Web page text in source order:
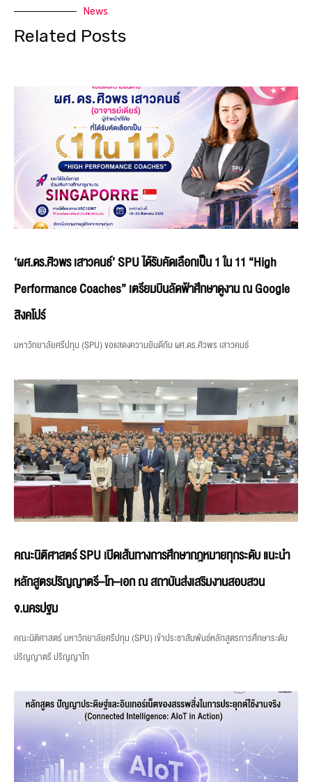
News
Related Posts
‘ผศ.ดร.ศิวพร เสาวคนธ์’ SPU ได้รับคัดเลือกเป็น 1 ใน 11 “High
Performance Coaches” เตรียมบินลัดฟ้าศึกษาดูงาน ณ Google
สิงคโปร์
มหาวิทยาลัยศรีปทุม (SPU) ขอแสดงความยินดีกับ ผศ.ดร.ศิวพร เสาวคนธ์
คณะนิติศาสตร์ SPU เปิดเส้นทางการศึกษากฎหมายทุกระดับ แนะนำ
หลักสูตรปริญญาตรี–โท–เอก ณ สถาบันส่งเสริมงานสอบสวน
จ.นครปฐม
คณะนิติศาสตร์ มหาวิทยาลัยศรีปทุม (SPU) เข้าประชาสัมพันธ์หลักสูตรการศึกษาระดับ
ปริญญาตรี ปริญญาโท